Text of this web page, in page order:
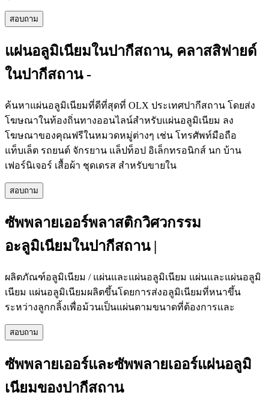
สอบถาม
แผ่นอลูมิเนียมในปากีสถาน, คลาสสิฟายด์
ในปากีสถาน -
ค้นหาแผ่นอลูมิเนียมที่ดีที่สุดที่ OLX ประเทศปากีสถาน โดยส่ง
โฆษณาในท้องถิ่นทางออนไลน์สำหรับแผ่นอลูมิเนียม ลง
โฆษณาของคุณฟรีในหมวดหมู่ต่างๆ เช่น โทรศัพท์มือถือ
แท็บเล็ต รถยนต์ จักรยาน แล็ปท็อป อิเล็กทรอนิกส์ นก บ้าน
เฟอร์นิเจอร์ เสื้อผ้า ชุดเดรส สำหรับขายใน
สอบถาม
ซัพพลายเออร์พลาสติกวิศวกรรม
อะลูมิเนียมในปากีสถาน |
ผลิตภัณฑ์อลูมิเนียม / แผ่นและแผ่นอลูมิเนียม แผ่นและแผ่นอลูมิ
เนียม แผ่นอลูมิเนียมผลิตขึ้นโดยการส่งอลูมิเนียมที่หนาขึ้น
ระหว่างลูกกลิ้งเพื่อม้วนเป็นแผ่นตามขนาดที่ต้องการและ
สอบถาม
ซัพพลายเออร์และซัพพลายเออร์แผ่นอลูมิ
เนียมของปากีสถาน